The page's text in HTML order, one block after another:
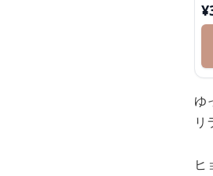
¥
ゆ
リ
ヒ